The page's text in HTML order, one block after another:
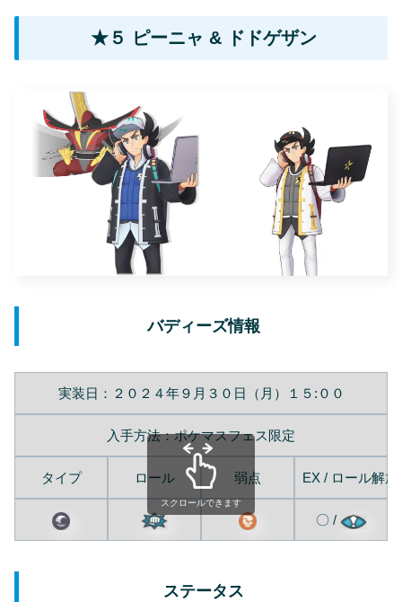
★５ ピーニャ & ドドゲザン
バディーズ情報
実装日：２０２４年９月３０日（月）１５:００
入手方法：ポケマスフェス限定
タイプ ロール 弱点 EX / ロール解放
〇 /
スクロールできます
ステータス